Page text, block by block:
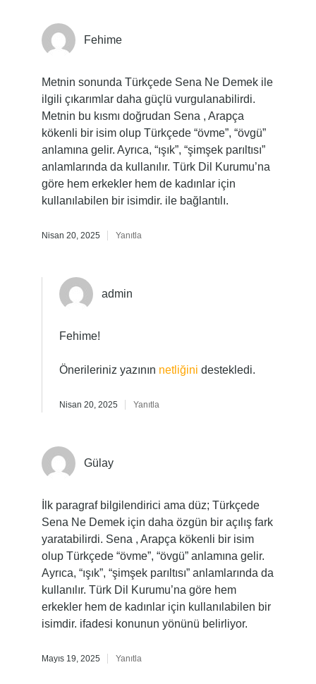
Fehime
Metnin sonunda Türkçede Sena Ne Demek ile
ilgili çıkarımlar daha güçlü vurgulanabilirdi.
Metnin bu kısmı doğrudan Sena , Arapça
kökenli bir isim olup Türkçede “övme”, “övgü”
anlamına gelir. Ayrıca, “ışık”, “şimşek parıltısı”
anlamlarında da kullanılır. Türk Dil Kurumu’na
göre hem erkekler hem de kadınlar için
kullanılabilen bir isimdir. ile bağlantılı.
Nisan 20, 2025 Yanıtla
admin
Fehime!
Önerileriniz yazının netliğini destekledi.
Nisan 20, 2025 Yanıtla
Gülay
İlk paragraf bilgilendirici ama düz; Türkçede
Sena Ne Demek için daha özgün bir açılış fark
yaratabilirdi. Sena , Arapça kökenli bir isim
olup Türkçede “övme”, “övgü” anlamına gelir.
Ayrıca, “ışık”, “şimşek parıltısı” anlamlarında da
kullanılır. Türk Dil Kurumu’na göre hem
erkekler hem de kadınlar için kullanılabilen bir
isimdir. ifadesi konunun yönünü belirliyor.
Mayıs 19, 2025 Yanıtla